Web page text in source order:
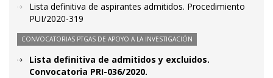
Lista definitiva de aspirantes admitidos. Procedimiento
PUI/2020-319
CONVOCATORIAS PTGAS DE APOYO A LA INVESTIGACIÓN
Lista definitiva de admitidos y excluidos.
Convocatoria PRI-036/2020.